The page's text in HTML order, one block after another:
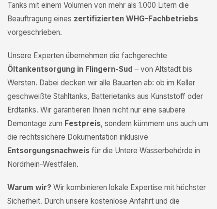
Tanks mit einem Volumen von mehr als 1.000 Litern die
Beauftragung eines zertifizierten WHG-Fachbetriebs
vorgeschrieben.
Unsere Experten übernehmen die fachgerechte
Öltankentsorgung in Flingern-Sud – von Altstadt bis
Wersten. Dabei decken wir alle Bauarten ab: ob im Keller
geschweißte Stahltanks, Batterietanks aus Kunststoff oder
Erdtanks. Wir garantieren Ihnen nicht nur eine saubere
Demontage zum Festpreis, sondern kümmern uns auch um
die rechtssichere Dokumentation inklusive
Entsorgungsnachweis für die Untere Wasserbehörde in
Nordrhein-Westfalen.
Warum wir? Wir kombinieren lokale Expertise mit höchster
Sicherheit. Durch unsere kostenlose Anfahrt und die